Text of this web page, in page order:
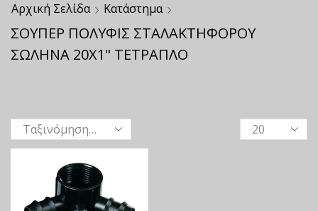
Αρχική Σελίδα Κατάστημα
ΣΟΥΠΕΡ ΠΟΛΥΦΙΣ ΣΤΑΛΑΚΤΗΦΟΡΟΥ
ΣΩΛΗΝΑ 20Χ1" ΤΕΤΡΑΠΛΟ